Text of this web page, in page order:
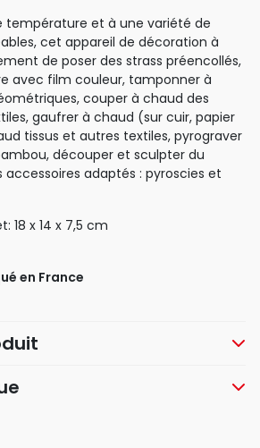
température et à une variété de
cet appareil de décoration à
de poser des strass préencollés,
avec film couleur, tamponner à
couper à chaud des
gaufrer à chaud (sur cuir, papier
tissus et autres textiles, pyrograver
découper et sculpter du
adaptés : pyroscies et
18 x 14 x 7,5 cm
en France